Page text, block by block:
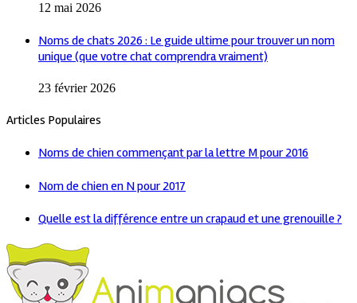
12 mai 2026
Noms de chats 2026 : Le guide ultime pour trouver un nom
unique (que votre chat comprendra vraiment)
23 février 2026
Articles Populaires
Noms de chien commençant par la lettre M pour 2016
Nom de chien en N pour 2017
Quelle est la différence entre un crapaud et une grenouille ?